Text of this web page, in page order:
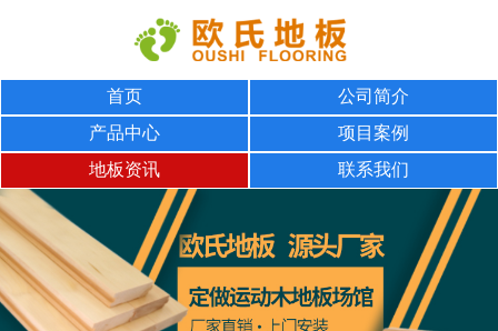
首页
公司简介
产品中心
项目案例
地板资讯
联系我们